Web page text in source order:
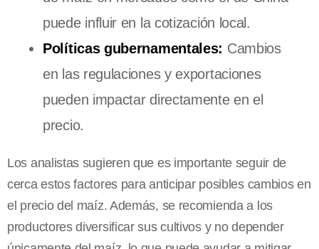
puede influir en la cotización local.
Políticas gubernamentales: Cambios
en las regulaciones y exportaciones
pueden impactar directamente en el
precio.
Los analistas sugieren que es importante seguir de
cerca estos factores para anticipar posibles cambios en
el precio del maíz. Además, se recomienda a los
productores diversificar sus cultivos y no depender